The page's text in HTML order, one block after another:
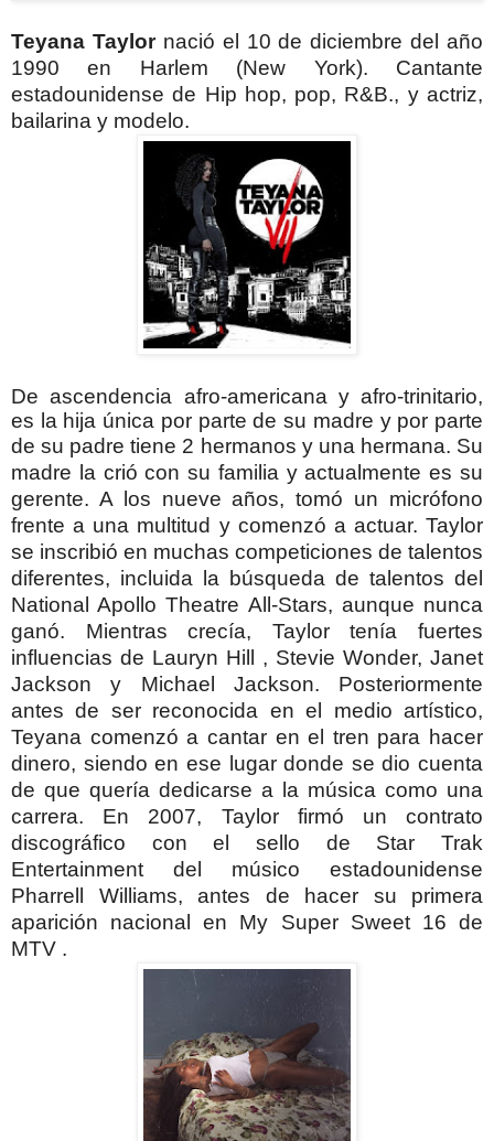
Teyana Taylor nació el 10 de diciembre del año
1990 en Harlem (New York). Cantante
estadounidense de Hip hop, pop, R&B., y actriz,
bailarina y modelo.
De ascendencia afro-americana y afro-trinitario,
es la hija única por parte de su madre y por parte
de su padre tiene 2 hermanos y una hermana. Su
madre la crió con su familia y actualmente es su
gerente. A los nueve años, tomó un micrófono
frente a una multitud y comenzó a actuar. Taylor
se inscribió en muchas competiciones de talentos
diferentes, incluida la búsqueda de talentos del
National Apollo Theatre All-Stars, aunque nunca
ganó. Mientras crecía, Taylor tenía fuertes
influencias de Lauryn Hill , Stevie Wonder, Janet
Jackson y Michael Jackson. Posteriormente
antes de ser reconocida en el medio artístico,
Teyana comenzó a cantar en el tren para hacer
dinero, siendo en ese lugar donde se dio cuenta
de que quería dedicarse a la música como una
carrera. En 2007, Taylor firmó un contrato
discográfico con el sello de Star Trak
Entertainment del músico estadounidense
Pharrell Williams, antes de hacer su primera
aparición nacional en My Super Sweet 16 de
MTV .